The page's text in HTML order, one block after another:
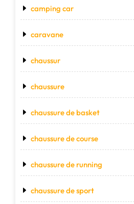
camping car
caravane
chaussur
chaussure
chaussure de basket
chaussure de course
chaussure de running
chaussure de sport